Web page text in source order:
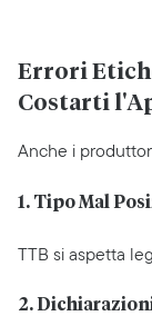
Errori
Costarti
Anche i
1. Tipo Mal
TTB si aspetta
2.